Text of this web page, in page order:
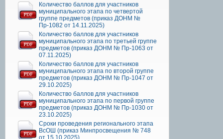
Количество баллов для участников
муниципального этапа по четвертой
группе предметов (приказ ДОНМ №
Пр-1082 от 14.11.2025)
Количество баллов для участников
муниципального этапа по третьей группе
предметов (приказ ДОНМ № Пр-1063 от
07.11.2025)
Количество баллов для участников
муниципального этапа по второй группе
предметов (приказ ДОНМ № Пр-1047 от
29.10.2025)
Количество баллов для участников
муниципального этапа по первой группе
предметов (приказ ДОНМ № Пр-1030 от
23.10.2025)
Сроки проведения регионального этапа
ВсОШ (приказ Минпросвещения № 748
от 15.10.2025)